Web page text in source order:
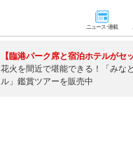
ニュース･連載
【臨港パーク席と宿泊ホテルがセッ
花火を間近で堪能できる！「みな
ル」鑑賞ツアーを販売中